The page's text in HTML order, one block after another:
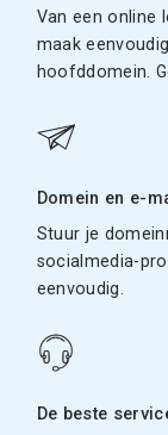
Van een online
maak
hoofddomein.
Domein en e-
Stuur je
socialmedia-
eenvoudig.
De beste